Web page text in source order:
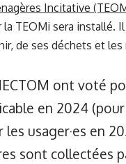
Incitative
TEOMi sera installé.
de ses déchets et les
ont voté
en 2024
usager·es en
sont collectées